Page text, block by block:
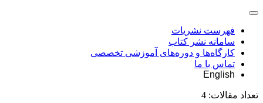
فهرست نشریات
سامانه نشر کتاب
کارگاه‌ها و دوره‌های آموزشی تخصصی
تماس با ما
English
تعداد مقالات: 4